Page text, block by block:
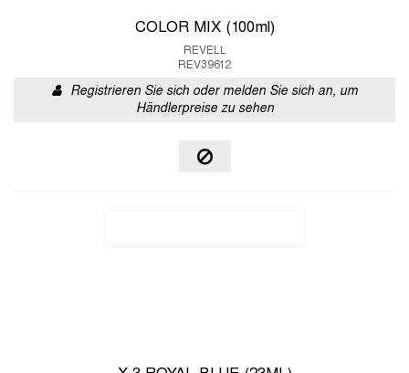
COLOR MIX (100ml)
REVELL
REV39612
Registrieren Sie sich oder melden Sie sich an, um
Händlerpreise zu sehen